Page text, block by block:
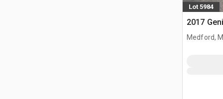
Lot 5984
2017
Medford,